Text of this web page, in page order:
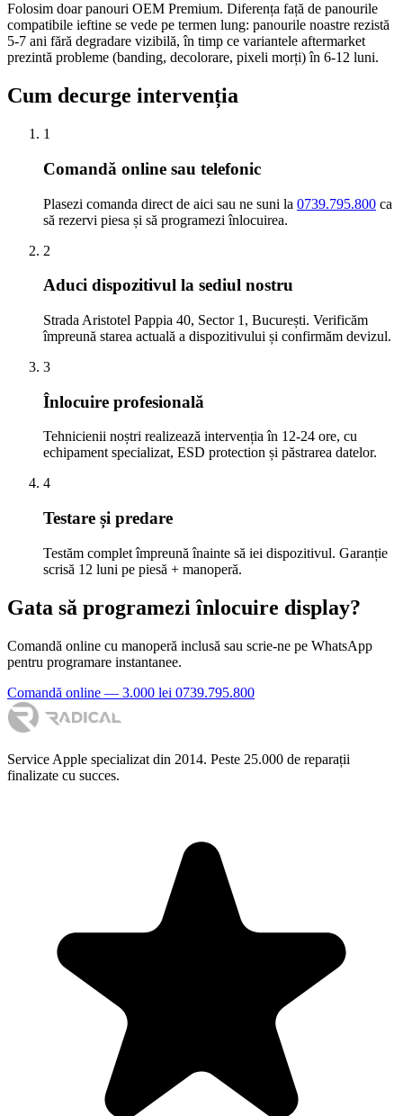
Folosim doar panouri OEM Premium. Diferența față de panourile
compatibile ieftine se vede pe termen lung: panourile noastre rezistă
5-7 ani fără degradare vizibilă, în timp ce variantele aftermarket
prezintă probleme (banding, decolorare, pixeli morți) în 6-12 luni.
Cum decurge intervenția
1
Comandă online sau telefonic
Plasezi comanda direct de aici sau ne suni la 0739.795.800 ca
să rezervi piesa și să programezi înlocuirea.
2
Aduci dispozitivul la sediul nostru
Strada Aristotel Pappia 40, Sector 1, București. Verificăm
împreună starea actuală a dispozitivului și confirmăm devizul.
3
Înlocuire profesională
Tehnicienii noștri realizează intervenția în 12-24 ore, cu
echipament specializat, ESD protection și păstrarea datelor.
4
Testare și predare
Testăm complet împreună înainte să iei dispozitivul. Garanție
scrisă 12 luni pe piesă + manoperă.
Gata să programezi înlocuire display?
Comandă online cu manoperă inclusă sau scrie-ne pe WhatsApp
pentru programare instantanee.
Comandă online — 3.000 lei 0739.795.800
Service Apple specializat din 2014. Peste 25.000 de reparații
finalizate cu succes.